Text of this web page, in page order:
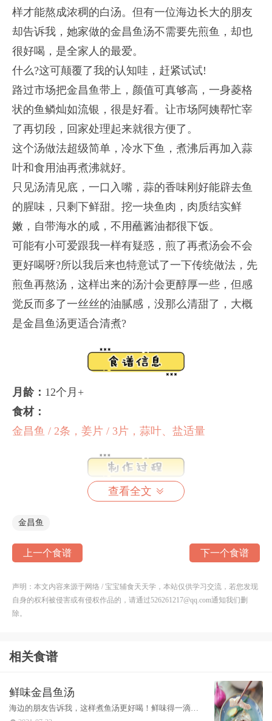
样才能熬成浓稠的白汤。但有一位海边长大的朋友
却告诉我，她家做的金昌鱼汤不需要先煎鱼，却也
很好喝，是全家人的最爱。
什么?这可颠覆了我的认知哇，赶紧试试!
路过市场把金昌鱼带上，颜值可真够高，一身菱格
状的鱼鳞灿如流银，很是好看。让市场阿姨帮忙宰
了再切段，回家处理起来就很方便了。
这个汤做法超级简单，冷水下鱼，煮沸后再加入蒜
叶和食用油再煮沸就好。
只见汤清见底，一口入嘴，蒜的香味刚好能辟去鱼
的腥味，只剩下鲜甜。挖一块鱼肉，肉质结实鲜
嫩，自带海水的咸，不用蘸酱油都很下饭。
可能有小可爱跟我一样有疑惑，煎了再煮汤会不会
更好喝呀?所以我后来也特意试了一下传统做法，先
煎鱼再熬汤，这样出来的汤汁会更醇厚一些，但感
觉反而多了一丝丝的油腻感，没那么清甜了，大概
是金昌鱼汤更适合清煮?
月龄： 12个月+
食材：
金昌鱼 / 2条，姜片 / 3片，蒜叶、盐适量
叶、盐适量
第 2 步：冷水下鱼，加入姜片
查看全文
金昌鱼
上一个食谱 下一个食谱
声明：本文内容来源于网络 / 宝宝辅食天天学，本站仅供学习交流，若您发现
自身的权利被侵害或有侵权作品的，请通过526261217@qq.com通知我们删
除。
相关食谱
鲜味金昌鱼汤
海边的朋友告诉我，这样煮鱼汤更好喝！鲜味得一滴不